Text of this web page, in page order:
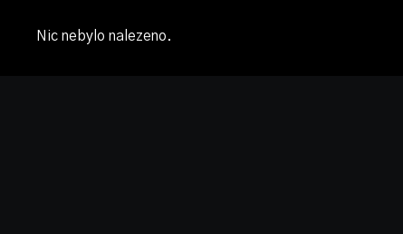
Nic nebylo nalezeno.